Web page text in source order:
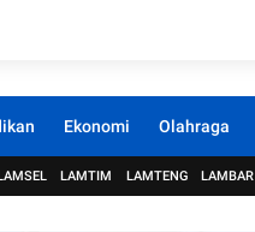
Ekonomi Olahraga
LAMTIM LAMTENG LAMBAR